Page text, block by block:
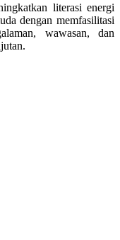
literasi energi
dengan memfasilitasi
wawasan, dan